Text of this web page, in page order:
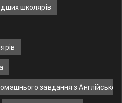
школярів
завдання з Англійської